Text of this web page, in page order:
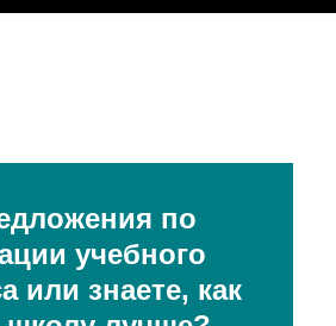
по
учебного
или знаете, как